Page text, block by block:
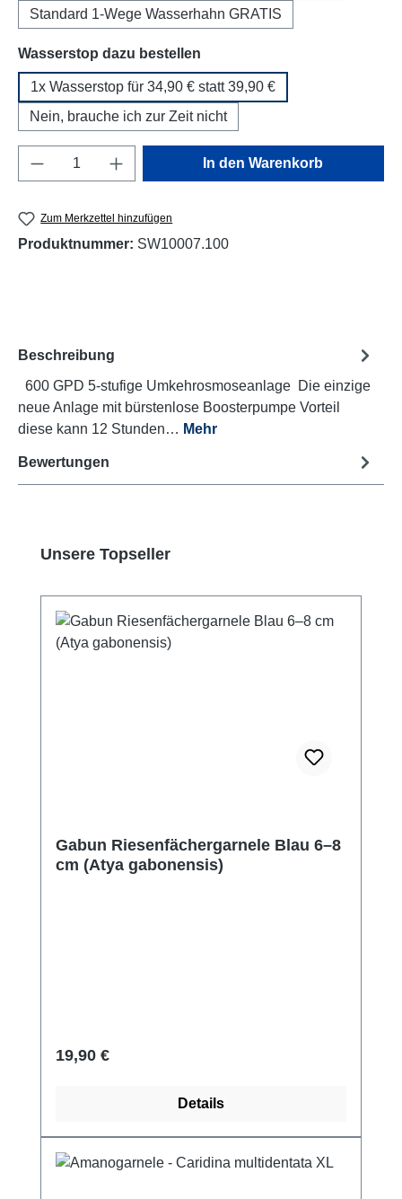
Standard 1-Wege Wasserhahn GRATIS
Wasserstop dazu bestellen
1x Wasserstop für 34,90 € statt 39,90 €
Nein, brauche ich zur Zeit nicht
Produkt Anzahl: Gib den gewünschten
In den Warenkorb
Zum Merkzettel hinzufügen
Produktnummer: SW10007.100
Beschreibung
600 GPD 5-stufige Umkehrosmoseanlage Die einzige
neue Anlage mit bürstenlose Boosterpumpe Vorteil
diese kann 12 Stunden… Mehr
Bewertungen
Produktgalerie überspringen
Unsere Topseller
Gabun Riesenfächergarnele Blau 6–8
cm (Atya gabonensis)
Regulärer Preis:
19,90 €
Details